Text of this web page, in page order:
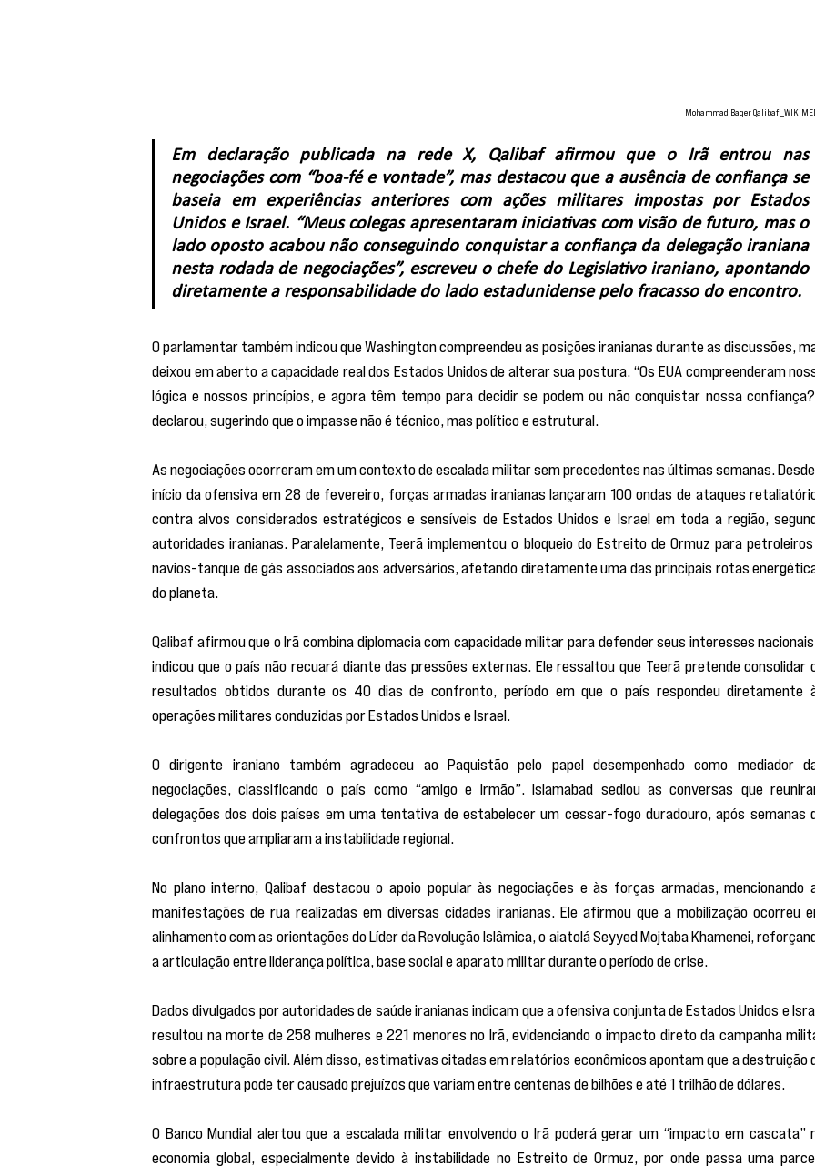
Mohammad Baqer Qalibaf
Em declaração publicada na rede X, Qalibaf afirmou que o Irã entrou nas
negociações com “boa-fé e vontade”, mas destacou que a ausência de confiança se
baseia em experiências anteriores com ações militares impostas por Estados
Unidos e Israel. “Meus colegas apresentaram iniciativas com visão de futuro, mas o
lado oposto acabou não conseguindo conquistar a confiança da delegação iraniana
nesta rodada de negociações”, escreveu o chefe do Legislativo iraniano, apontando
diretamente a responsabilidade do lado estadunidense pelo fracasso do encontro.
O parlamentar também indicou que Washington compreendeu as posições iranianas durante as discussões,
deixou em aberto a capacidade real dos Estados Unidos de alterar sua postura. “Os EUA compreenderam
lógica e nossos princípios, e agora têm tempo para decidir se podem ou não conquistar nossa
declarou, sugerindo que o impasse não é técnico, mas político e estrutural.
As negociações ocorreram em um contexto de escalada militar sem precedentes nas últimas semanas.
início da ofensiva em 28 de fevereiro, forças armadas iranianas lançaram 100 ondas de ataques
contra alvos considerados estratégicos e sensíveis de Estados Unidos e Israel em toda a região,
autoridades iranianas. Paralelamente, Teerã implementou o bloqueio do Estreito de Ormuz para
navios-tanque de gás associados aos adversários, afetando diretamente uma das principais rotas
do planeta.
Qalibaf afirmou que o Irã combina diplomacia com capacidade militar para defender seus interesses
indicou que o país não recuará diante das pressões externas. Ele ressaltou que Teerã pretende consolidar
resultados obtidos durante os 40 dias de confronto, período em que o país respondeu diretamente
operações militares conduzidas por Estados Unidos e Israel.
O dirigente iraniano também agradeceu ao Paquistão pelo papel desempenhado como mediador
negociações, classificando o país como “amigo e irmão”. Islamabad sediou as conversas que
delegações dos dois países em uma tentativa de estabelecer um cessar-fogo duradouro, após semanas
confrontos que ampliaram a instabilidade regional.
No plano interno, Qalibaf destacou o apoio popular às negociações e às forças armadas, mencionando
manifestações de rua realizadas em diversas cidades iranianas. Ele afirmou que a mobilização ocorreu
alinhamento com as orientações do Líder da Revolução Islâmica, o aiatolá Seyyed Mojtaba Khamenei,
a articulação entre liderança política, base social e aparato militar durante o período de crise.
Dados divulgados por autoridades de saúde iranianas indicam que a ofensiva conjunta de Estados Unidos e
resultou na morte de 258 mulheres e 221 menores no Irã, evidenciando o impacto direto da campanha
sobre a população civil. Além disso, estimativas citadas em relatórios econômicos apontam que a destruição
infraestrutura pode ter causado prejuízos que variam entre centenas de bilhões e até 1 trilhão de dólares.
O Banco Mundial alertou que a escalada militar envolvendo o Irã poderá gerar um “impacto em cascata”
economia global, especialmente devido à instabilidade no Estreito de Ormuz, por onde passa uma